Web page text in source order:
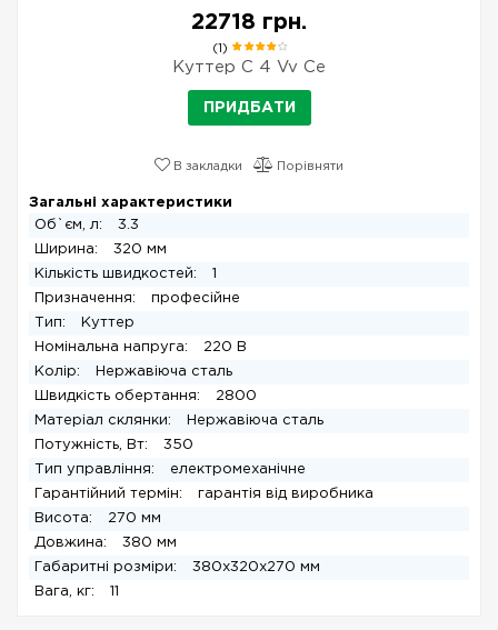
22718 грн.
(1)
Куттер C 4 Vv Ce
ПРИДБАТИ
В закладки Порівняти
Загальні характеристики
Об`єм, л:
3.3
Ширина:
320 мм
Кількість швидкостей:
1
Призначення:
професійне
Тип:
Куттер
Номінальна напруга:
220 В
Колір:
Нержавіюча сталь
Швидкість обертання:
2800
Матеріал склянки:
Нержавіюча сталь
Потужність, Вт:
350
Тип управління:
електромеханічне
Гарантійний термін:
гарантія від виробника
Висота:
270 мм
Довжина:
380 мм
Габаритні розміри:
380x320x270 мм
Вага, кг:
11